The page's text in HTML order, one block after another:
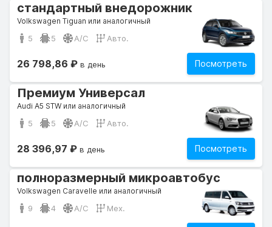
стандартный внедорожник
Volkswagen Tiguan или аналогичный
5 5 A/C Авто.
Посмотреть
26 798,86 ₽ в день
Премиум Универсал
Audi A5 STW или аналогичный
5 5 A/C Авто.
Посмотреть
28 396,97 ₽ в день
полноразмерный микроавтобус
Volkswagen Caravelle или аналогичный
9 4 A/C Мех.